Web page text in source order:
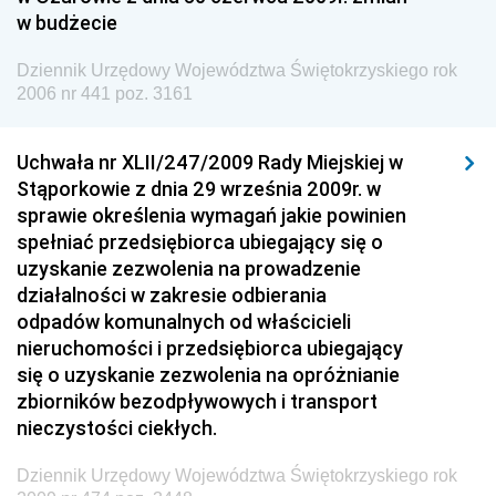
Społecznej
Dziennik Urzędowy Urzędu Lotnictwa Cywilnego
Dziennik Urzędowy Ministerstwa Hutnictwa i
Przemysłu Maszynowego
Dziennik Urzędowy Ministerstwa Zdrowia i Opieki
Społecznej
Dziennik Urzędowy Ministerstwa Rolnictwa, Leśnictwa
i Gospodarki Żywnościowej
Dziennik Urzędowy Ministra Spraw Wewnętrznych
Dziennik Urzędowy Ministra Transportu, Budownictwa
i Gospodarki Morskiej
Dziennik Urzędowy Ministra Administracji i Cyfryzacji
w budżecie
Dziennik Urzędowy Województwa Świętokrzyskiego rok
2006 nr 441 poz. 3161
Uchwała nr XLII/247/2009 Rady Miejskiej w
Stąporkowie z dnia 29 września 2009r. w
sprawie określenia wymagań jakie powinien
spełniać przedsiębiorca ubiegający się o
uzyskanie zezwolenia na prowadzenie
działalności w zakresie odbierania
odpadów komunalnych od właścicieli
nieruchomości i przedsiębiorca ubiegający
się o uzyskanie zezwolenia na opróżnianie
zbiorników bezodpływowych i transport
nieczystości ciekłych.
Dziennik Urzędowy Województwa Świętokrzyskiego rok